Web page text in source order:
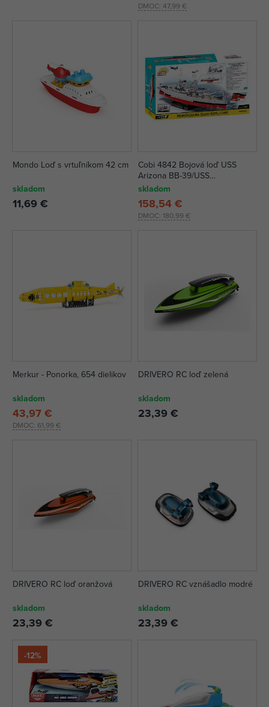
DMOC: 47,99 €
Mondo Loď s vrtuľníkom 42 cm
skladom
11,69 €
Cobi 4842 Bojová loď USS
Arizona BB-39/USS
Pennsylvania BB-38, 2v1,
EXECUTIVE EDITION
skladom
DMOC: 180,99 €
158,54 €
Merkur - Ponorka, 654 dielikov
skladom
DMOC: 61,99 €
43,97 €
DRIVERO RC loď zelená
skladom
23,39 €
DRIVERO RC loď oranžová
skladom
23,39 €
DRIVERO RC vznášadlo modré
skladom
23,39 €
-12%